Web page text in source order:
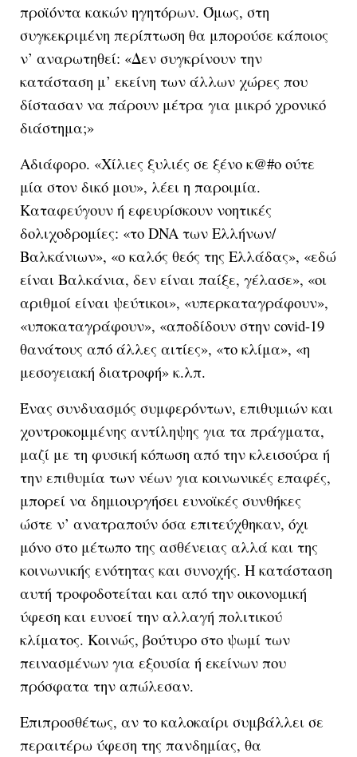
προϊόντα κακών ηγητόρων. Όμως, στη
συγκεκριμένη περίπτωση θα μπορούσε κάποιος
ν’ αναρωτηθεί: «Δεν συγκρίνουν την
κατάσταση μ’ εκείνη των άλλων χώρες που
δίστασαν να πάρουν μέτρα για μικρό χρονικό
διάστημα;»
Αδιάφορο. «Χίλιες ξυλιές σε ξένο κ@#ο ούτε
μία στον δικό μου», λέει η παροιμία.
Καταφεύγουν ή εφευρίσκουν νοητικές
δολιχοδρομίες: «το DNA των Ελλήνων/
Βαλκάνιων», «ο καλός θεός της Ελλάδας», «εδώ
είναι Βαλκάνια, δεν είναι παίξε, γέλασε», «οι
αριθμοί είναι ψεύτικοι», «υπερκαταγράφουν»,
«υποκαταγράφουν», «αποδίδουν στην covid-19
θανάτους από άλλες αιτίες», «το κλίμα», «η
μεσογειακή διατροφή» κ.λπ.
Ένας συνδυασμός συμφερόντων, επιθυμιών και
χοντροκομμένης αντίληψης για τα πράγματα,
μαζί με τη φυσική κόπωση από την κλεισούρα ή
την επιθυμία των νέων για κοινωνικές επαφές,
μπορεί να δημιουργήσει ευνοϊκές συνθήκες
ώστε ν’ ανατραπούν όσα επιτεύχθηκαν, όχι
μόνο στο μέτωπο της ασθένειας αλλά και της
κοινωνικής ενότητας και συνοχής. Η κατάσταση
αυτή τροφοδοτείται και από την οικονομική
ύφεση και ευνοεί την αλλαγή πολιτικού
κλίματος. Κοινώς, βούτυρο στο ψωμί των
πεινασμένων για εξουσία ή εκείνων που
πρόσφατα την απώλεσαν.
Επιπροσθέτως, αν το καλοκαίρι συμβάλλει σε
περαιτέρω ύφεση της πανδημίας, θα